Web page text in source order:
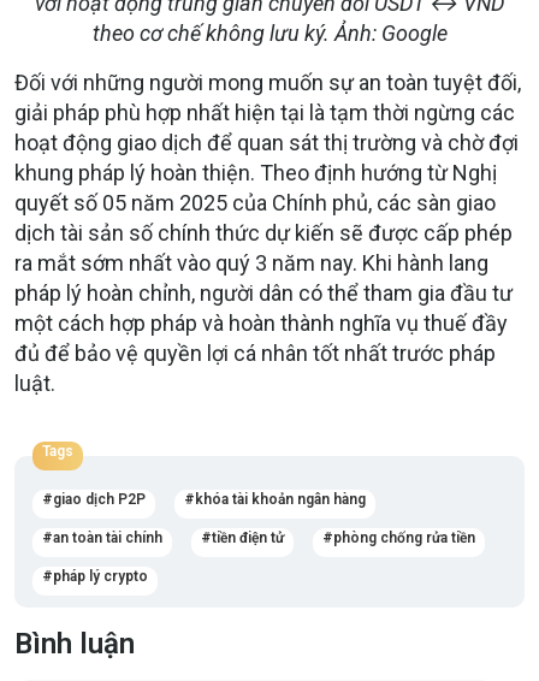
theo cơ chế không lưu ký. Ảnh: Google
Đối với những người mong muốn sự an toàn tuyệt đối,
giải pháp phù hợp nhất hiện tại là tạm thời ngừng các
hoạt động giao dịch để quan sát thị trường và chờ đợi
khung pháp lý hoàn thiện. Theo định hướng từ Nghị
quyết số 05 năm 2025 của Chính phủ, các sàn giao
dịch tài sản số chính thức dự kiến sẽ được cấp phép
ra mắt sớm nhất vào quý 3 năm nay. Khi hành lang
pháp lý hoàn chỉnh, người dân có thể tham gia đầu tư
một cách hợp pháp và hoàn thành nghĩa vụ thuế đầy
đủ để bảo vệ quyền lợi cá nhân tốt nhất trước pháp
luật.
Tags
giao dịch P2P khóa tài khoản ngân hàng
an toàn tài chính tiền điện tử phòng chống rửa tiền
pháp lý crypto
Bình luận